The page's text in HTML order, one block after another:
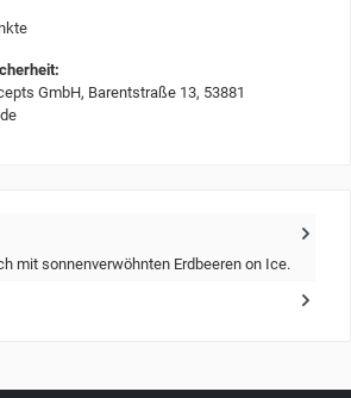
GmbH, Barentstraße 13, 53881
mit sonnenverwöhnten Erdbeeren on Ice.